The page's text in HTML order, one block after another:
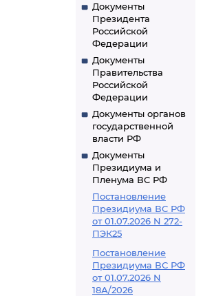
Документы
Президента
Российской
Федерации
Документы
Правительства
Российской
Федерации
Документы органов
государственной
власти РФ
Документы
Президиума и
Пленума ВС РФ
Постановление
Президиума ВС РФ
от 01.07.2026 N 272-
ПЭК25
Постановление
Президиума ВС РФ
от 01.07.2026 N
18А/2026